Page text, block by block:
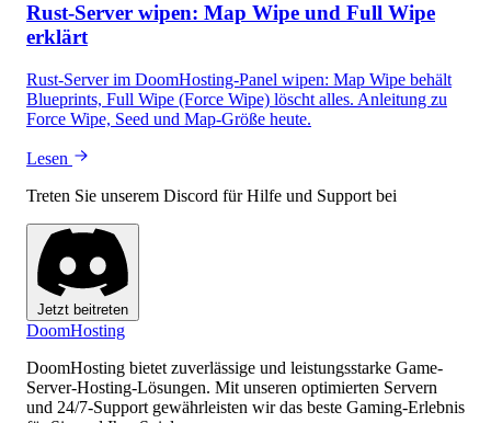
Rust-Server wipen: Map Wipe und Full Wipe
erklärt
Rust-Server im DoomHosting-Panel wipen: Map Wipe behält
Blueprints, Full Wipe (Force Wipe) löscht alles. Anleitung zu
Force Wipe, Seed und Map-Größe heute.
Lesen
Treten Sie unserem Discord für Hilfe und Support bei
Jetzt beitreten
DoomHosting
DoomHosting bietet zuverlässige und leistungsstarke Game-
Server-Hosting-Lösungen. Mit unseren optimierten Servern
und 24/7-Support gewährleisten wir das beste Gaming-Erlebnis